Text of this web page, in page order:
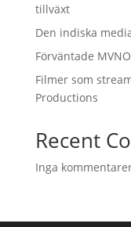
tillväxt
Den indiska
Förväntade
Filmer som
Productions
Recent
Inga